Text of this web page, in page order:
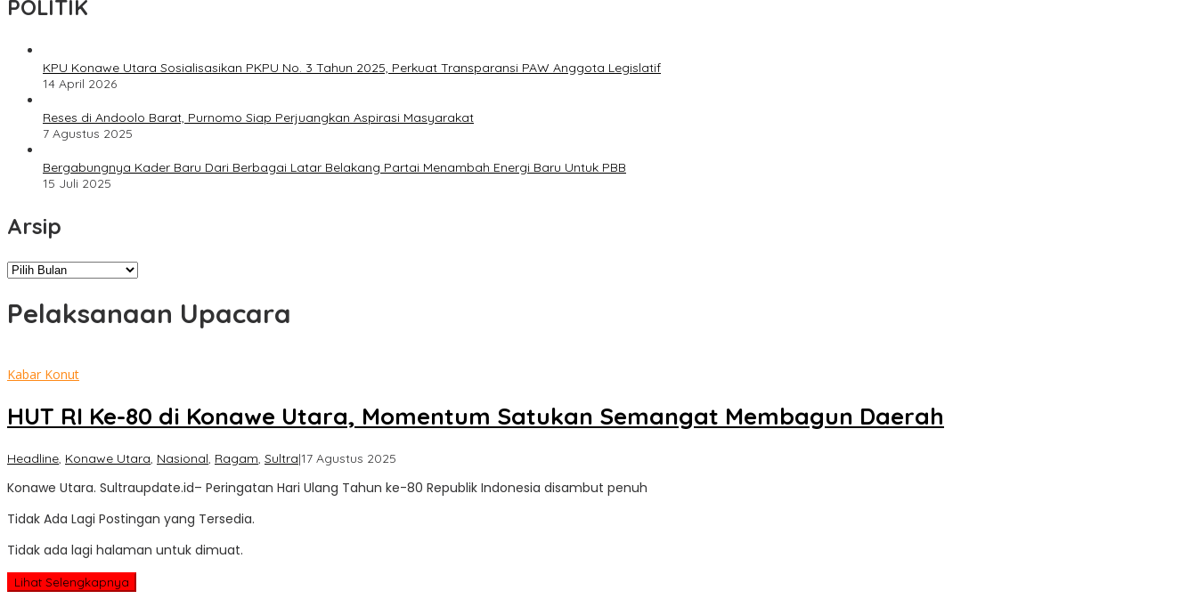
POLITIK
KPU Konawe Utara Sosialisasikan PKPU No. 3 Tahun 2025, Perkuat Transparansi PAW Anggota Legislatif
14 April 2026
Reses di Andoolo Barat, Purnomo Siap Perjuangkan Aspirasi Masyarakat
7 Agustus 2025
Bergabungnya Kader Baru Dari Berbagai Latar Belakang Partai Menambah Energi Baru Untuk PBB
15 Juli 2025
Arsip
Arsip
Pelaksanaan Upacara
Kabar Konut
HUT RI Ke-80 di Konawe Utara, Momentum Satukan Semangat Membagun Daerah
Headline, Konawe Utara, Nasional, Ragam, Sultra|17 Agustus 2025
Update
Konawe Utara. Sultraupdate.id– Peringatan Hari Ulang Tahun ke-80 Republik Indonesia disambut penuh
Tidak Ada Lagi Postingan yang Tersedia.
Tidak ada lagi halaman untuk dimuat.
Lihat Selengkapnya